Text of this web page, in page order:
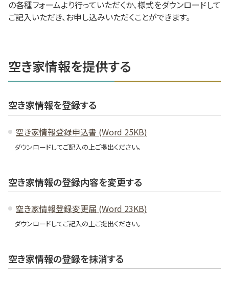
の各種フォームより行っていただくか、様式をダウンロードして
ご記入いただき、お申し込みいただくことができます。
空き家情報を提供する
空き家情報を登録する
空き家情報登録申込書 (Word 25KB)
ダウンロードしてご記入の上ご提出ください。
空き家情報の登録内容を変更する
空き家情報登録変更届 (Word 23KB)
ダウンロードしてご記入の上ご提出ください。
空き家情報の登録を抹消する